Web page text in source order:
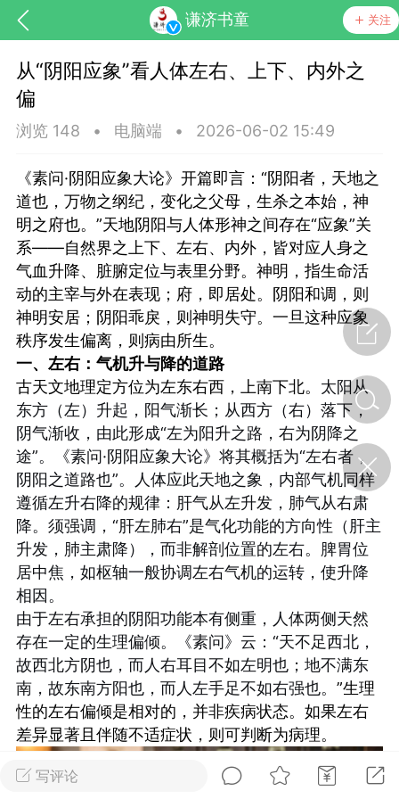
谦济书童 关注
，华夏中医人：家门口的中医人！
节气气象
·特急预警】关
节返乡期间“闪
急提示
0
问答
如何购买【理肺清瘟膏】
【养正护络膏】？
小海（HAi） 2
容平，顺时收
时精气
0
谷气行、营卫通：内经视角
下的脾胃调养要义
写评论
从“阴阳应象”看人体左右、上下、内外之
偏
浏览 148 • 电脑端 • 2026-06-02 15:49
《素问·阴阳应象大论》开篇即言：“阴阳者，天地之
道也，万物之纲纪，变化之父母，生杀之本始，神
明之府也。”天地阴阳与人体形神之间存在“应象”关
系——自然界之上下、左右、内外，皆对应人身之
气血升降、脏腑定位与表里分野。神明，指生命活
动的主宰与外在表现；府，即居处。阴阳和调，则
神明安居；阴阳乖戾，则神明失守。一旦这种应象
秩序发生偏离，则病由所生。
一、左右：气机升与降的道路
古天文地理定方位为左东右西，上南下北。 太阳从
东方（左）升起，阳气渐长；从西方（右）落下，
阴气渐收，由此形成“左为阳升之路，右为阴降之
途”。《素问·阴阳应象大论》将其概括为“左右者，
阴阳之道路也”。人体应此天地之象，内部气机同样
遵循左升右降的规律：肝气从左升发，肺气从右肃
降。须强调，“肝左肺右”是气化功能的方向性（肝主
升发，肺主肃降），而非解剖位置的左右。脾胃位
居中焦，如枢轴一般协调左右气机的运转，使升降
相因。
由于左右承担的阴阳功能本有侧重，人体两侧天然
存在一定的生理偏倾。《素问》云：“天不足西北，
故西北方阴也，而人右耳目不如左明也；地不满东
南，故东南方阳也，而人左手足不如右强也。 ”生理
性的左右偏倾是相对的，并非疾病状态。如果左右
差异显著且伴随不适症状，则可判断为病理。